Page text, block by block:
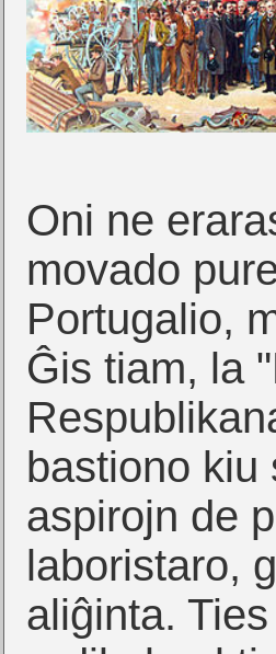
Oni ne
movado
Portugalio,
Ĝis tiam, la
bastiono kiu
aspirojn de
laboristaro,
aliĝinta.